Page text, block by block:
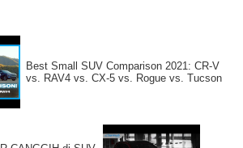
Best Small SUV Comparison 2021: CR-V
vs. RAV4 vs. CX-5 vs. Rogue vs. Tucson